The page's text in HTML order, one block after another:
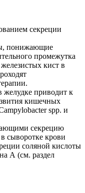
секреции
понижающие
промежутка
кист в
желудке приводит к
кишечных
spp. и
секрецию
сыворотке крови
соляной кислоты
А (см. раздел